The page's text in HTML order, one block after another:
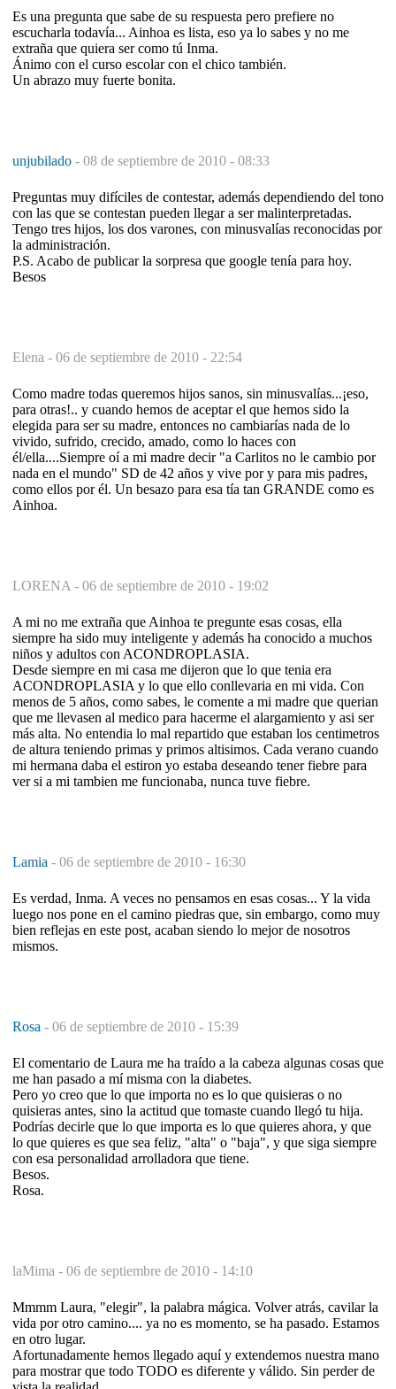
Es una pregunta que sabe de su respuesta pero prefiere no
escucharla todavía... Ainhoa es lista, eso ya lo sabes y no me
extraña que quiera ser como tú Inma.
Ánimo con el curso escolar con el chico también.
Un abrazo muy fuerte bonita.
unjubilado - 08 de septiembre de 2010 - 08:33
Preguntas muy difíciles de contestar, además dependiendo del tono
con las que se contestan pueden llegar a ser malinterpretadas.
Tengo tres hijos, los dos varones, con minusvalías reconocidas por
la administración.
P.S. Acabo de publicar la sorpresa que google tenía para hoy.
Besos
Elena - 06 de septiembre de 2010 - 22:54
Como madre todas queremos hijos sanos, sin minusvalías...¡eso,
para otras!.. y cuando hemos de aceptar el que hemos sido la
elegida para ser su madre, entonces no cambiarías nada de lo
vivido, sufrido, crecido, amado, como lo haces con
él/ella....Siempre oí a mi madre decir "a Carlitos no le cambio por
nada en el mundo" SD de 42 años y vive por y para mis padres,
como ellos por él. Un besazo para esa tía tan GRANDE como es
Ainhoa.
LORENA - 06 de septiembre de 2010 - 19:02
A mi no me extraña que Ainhoa te pregunte esas cosas, ella
siempre ha sido muy inteligente y además ha conocido a muchos
niños y adultos con ACONDROPLASIA.
Desde siempre en mi casa me dijeron que lo que tenia era
ACONDROPLASIA y lo que ello conllevaria en mi vida. Con
menos de 5 años, como sabes, le comente a mi madre que querian
que me llevasen al medico para hacerme el alargamiento y asi ser
más alta. No entendia lo mal repartido que estaban los centimetros
de altura teniendo primas y primos altisimos. Cada verano cuando
mi hermana daba el estiron yo estaba deseando tener fiebre para
ver si a mi tambien me funcionaba, nunca tuve fiebre.
Lamia - 06 de septiembre de 2010 - 16:30
Es verdad, Inma. A veces no pensamos en esas cosas... Y la vida
luego nos pone en el camino piedras que, sin embargo, como muy
bien reflejas en este post, acaban siendo lo mejor de nosotros
mismos.
Rosa - 06 de septiembre de 2010 - 15:39
El comentario de Laura me ha traído a la cabeza algunas cosas que
me han pasado a mí misma con la diabetes.
Pero yo creo que lo que importa no es lo que quisieras o no
quisieras antes, sino la actitud que tomaste cuando llegó tu hija.
Podrías decirle que lo que importa es lo que quieres ahora, y que
lo que quieres es que sea feliz, "alta" o "baja", y que siga siempre
con esa personalidad arrolladora que tiene.
Besos.
Rosa.
laMima - 06 de septiembre de 2010 - 14:10
Mmmm Laura, "elegir", la palabra mágica. Volver atrás, cavilar la
vida por otro camino.... ya no es momento, se ha pasado. Estamos
en otro lugar.
Afortunadamente hemos llegado aquí y extendemos nuestra mano
para mostrar que todo TODO es diferente y válido. Sin perder de